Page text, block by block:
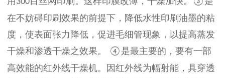
在不妨碍印刷效果的前提下，降低水性印刷油墨的粘
度，使表面张力降低，促进毛细管现象，以提高蒸发
干燥和渗透干燥之效果。
④ 是最主要的，要有一部
高效能的红外线干燥机。因红外线为幅射能，具穿透